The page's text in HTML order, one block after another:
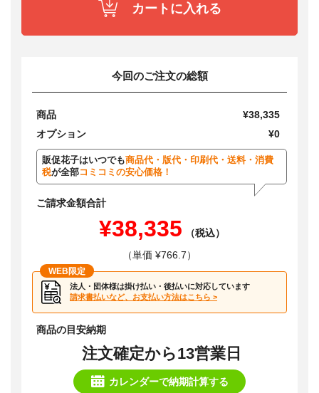
カートに入れる
今回のご注文の総額
商品
¥38,335
オプション
¥0
販促花子はいつでも商品代・版代・印刷代・送料・消費
税が全部コミコミの安心価格！
ご請求金額合計
¥38,335
（税込）
（単価 ¥766.7）
WEB限定
法人・団体様は掛け払い・後払いに対応しています
請求書払いなど、お支払い方法はこちら >
商品の目安納期
注文確定から13営業日
カレンダーで納期計算する